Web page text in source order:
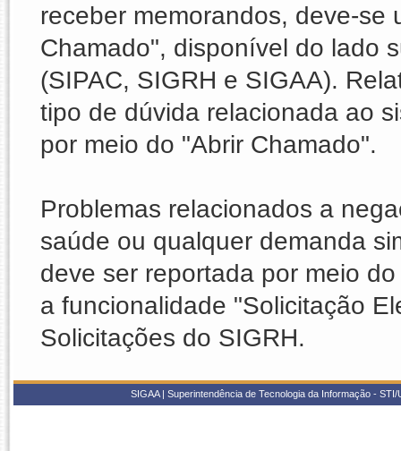
receber memorandos, deve-se
Chamado", disponível do lado
(SIPAC, SIGRH e SIGAA).
tipo de dúvida relacionada ao
por meio do "Abrir Chamado".
Problemas relacionados a
saúde ou qualquer demanda
deve ser reportada por meio
a funcionalidade "Solicitação
Solicitações do SIGRH.
SIGAA | Superintendência de Tecnologia da Informação -